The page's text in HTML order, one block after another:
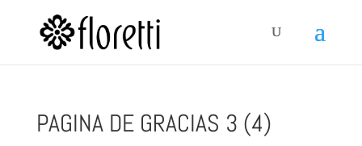
PAGINA DE GRACIAS 3 (4)